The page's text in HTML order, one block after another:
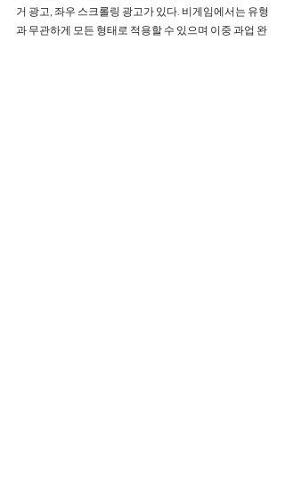
거 광고, 좌우 스크롤링 광고가 있다. 비게임에서는 유형
과 무관하게 모든 형태로 적용할 수 있으며 이중 과업 완